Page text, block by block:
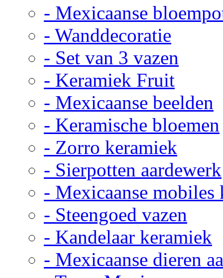
- Mexicaanse
- Wanddecoratie
- Set van 3 vazen
- Keramiek Fruit
- Mexicaanse beelden
- Keramische bloemen
- Zorro keramiek
- Sierpotten aardewerk
- Mexicaanse mobiles
- Steengoed vazen
- Kandelaar keramiek
- Mexicaanse dieren